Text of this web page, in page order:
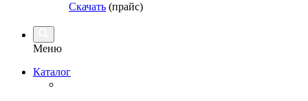
Скачать (прайс)
Меню
Каталог